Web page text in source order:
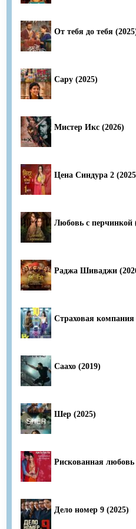
От тебя до тебя
Сару (2025)
Мистер Икс (2026)
Цена Синдура 2
Любовь с перчинкой
Раджа Шиваджи
Страховая
Саахо (2019)
Шер (2025)
Рискованная любовь
Дело номер 9 (2025)